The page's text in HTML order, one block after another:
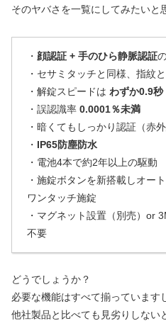
そのヤバさを一覧にしてみたいと
・ 顔認証 + 手のひら静脈認証
・セサミタッチと同様、指紋
・解錠スピードは わずか0.9秒
・誤認識率 0.0001％未満
・暗くてもしっかり認証（赤
・ IP65防塵防水
・電池4本で約2年以上の駆動
・施錠ボタンを新搭載しオー
ワンタッチ施錠
・マグネット設置（別売）or
不要
どうでしょうか？
必要な機能はすべて揃っています
他社製品と比べても見劣りしない